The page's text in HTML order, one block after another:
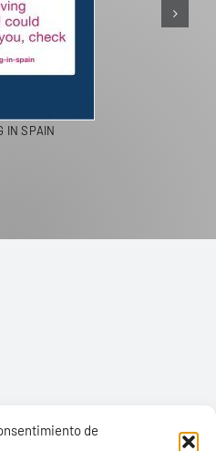
de
IN SPAIN